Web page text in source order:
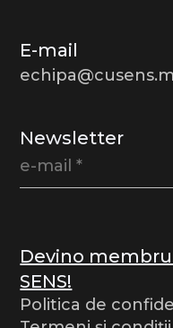
E-mail
Newsletter
Devino
SENS!
Politica de